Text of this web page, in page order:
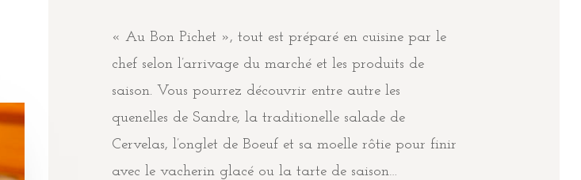
« Au Bon Pichet », tout est préparé en cuisine par le
chef selon l’arrivage du marché et les produits de
saison. Vous pourrez découvrir entre autre les
quenelles de Sandre, la traditionelle salade de
Cervelas, l’onglet de Boeuf et sa moelle rôtie pour finir
avec le vacherin glacé ou la tarte de saison…